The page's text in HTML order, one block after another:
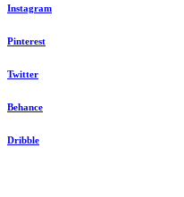
Instagram
Pinterest
Twitter
Behance
Dribble